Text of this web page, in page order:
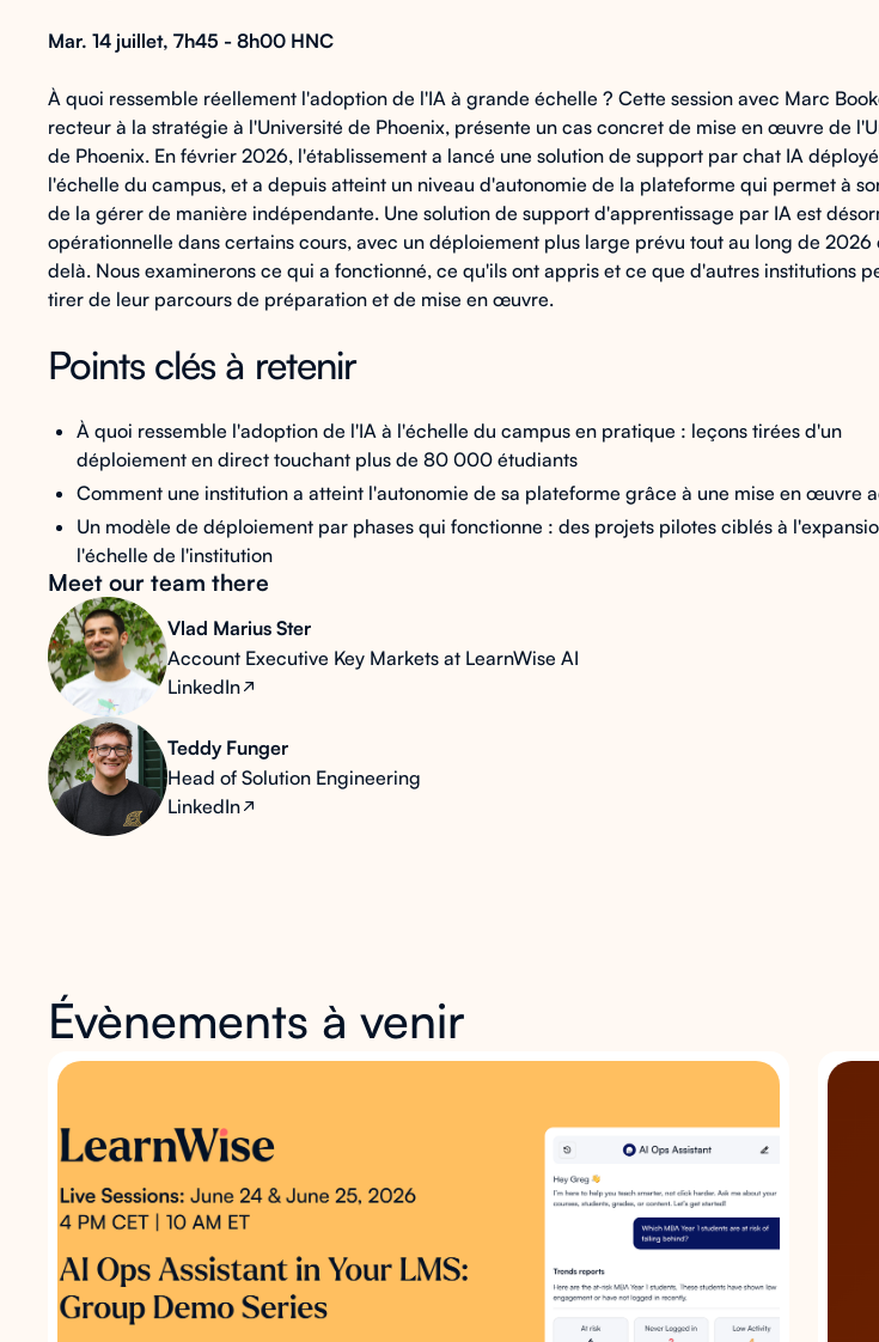
Mar. 14 juillet, 7h45 - 8h00 HNC
À quoi ressemble réellement l'adoption de l'IA à grande échelle ? Cette session avec Marc
recteur à la stratégie à l'Université de Phoenix, présente un cas concret de mise en œuvre de
de Phoenix. En février 2026, l'établissement a lancé une solution de support par chat IA
l'échelle du campus, et a depuis atteint un niveau d'autonomie de la plateforme qui permet à
de la gérer de manière indépendante. Une solution de support d'apprentissage par IA est
opérationnelle dans certains cours, avec un déploiement plus large prévu tout au long de 2026
delà. Nous examinerons ce qui a fonctionné, ce qu'ils ont appris et ce que d'autres institutions
tirer de leur parcours de préparation et de mise en œuvre.
Points clés à retenir
À quoi ressemble l'adoption de l'IA à l'échelle du campus en pratique : leçons tirées d'un
déploiement en direct touchant plus de 80 000 étudiants
Comment une institution a atteint l'autonomie de sa plateforme grâce à une mise en œuvre
Un modèle de déploiement par phases qui fonctionne : des projets pilotes ciblés à
l'échelle de l'institution
Meet our team there
Vlad Marius Ster
Account Executive Key Markets at LearnWise AI
LinkedIn
Teddy Funger
Head of Solution Engineering
LinkedIn
Évènements à venir